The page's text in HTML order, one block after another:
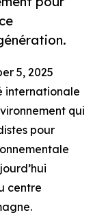
5, 2025
internationale
qui
pour
centre